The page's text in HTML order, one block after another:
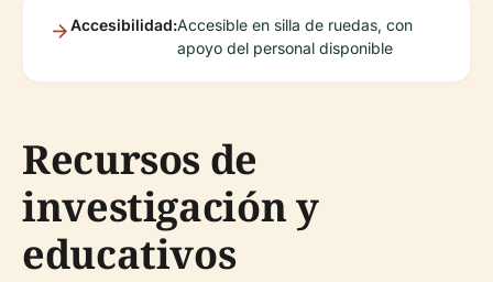
Accesibilidad:Accesible en silla de ruedas, con
apoyo del personal disponible
Recursos de
investigación y
educativos